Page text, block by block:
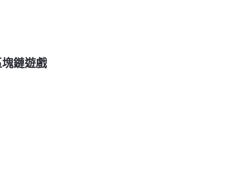
塊鏈遊戲